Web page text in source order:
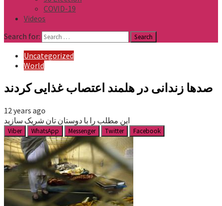
COVID-19
Videos
Search for:
Uncategorized
World
صدها زندانی در هلمند اعتصاب غذایی کردند
12 years ago
این مطلب را با دوستان تان شریک سازید
Viber WhatsApp Messenger Twitter Facebook